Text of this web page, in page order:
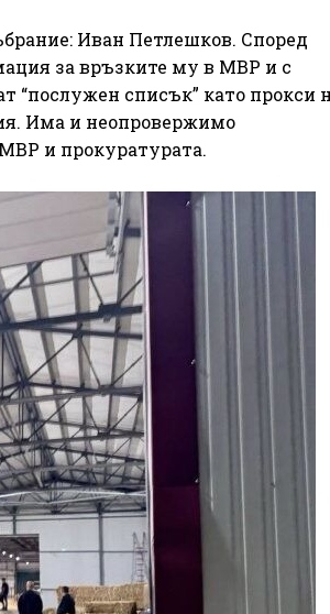
Иван Петлешков. Според
за връзките му в МВР и с
“послужен списък” като прокси
Има и неопровержимо
и прокуратурата.